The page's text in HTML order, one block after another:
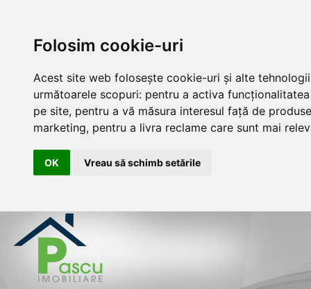
Folosim cookie-uri
Acest site web folosește cookie-uri și alte
următoarele scopuri: pentru a activa
pe site, pentru a vă măsura interesul față de
marketing, pentru a livra reclame care sunt mai
OK Vreau să schimb setările